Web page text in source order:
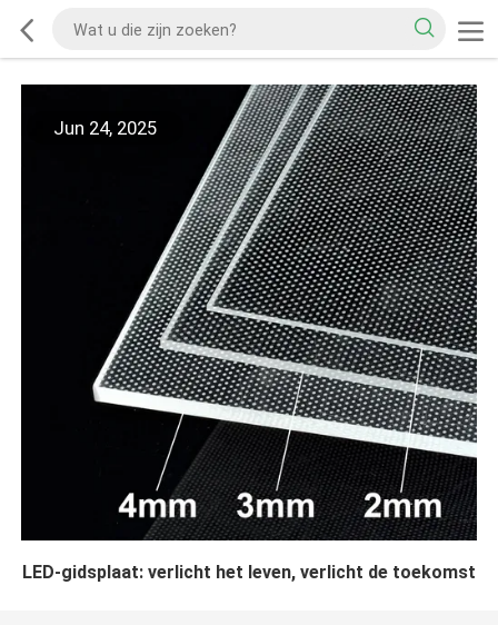
Jun 24, 2025
LED-gidsplaat: verlicht het leven, verlicht de toekomst